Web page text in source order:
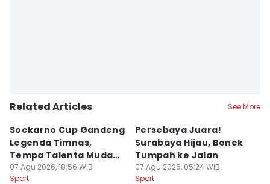
Related Articles See More
Soekarno Cup Gandeng
Legenda Timnas,
Tempa Talenta Muda
Sepak Bola Indonesia
07 Agu 2026, 18:56 WIB
Sport
Persebaya Juara!
Surabaya Hijau, Bonek
Tumpah ke Jalan
07 Agu 2026, 05:24 WIB
Sport